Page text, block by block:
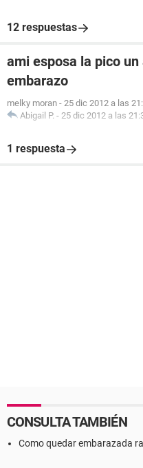
12 respuestas
ami esposa la pico
embarazo
melky moran - 25 dic 2012 a las
Abigail P. - 25 dic 2012 a las
1 respuesta
CONSULTA TAMBIÉN
Como quedar embarazada